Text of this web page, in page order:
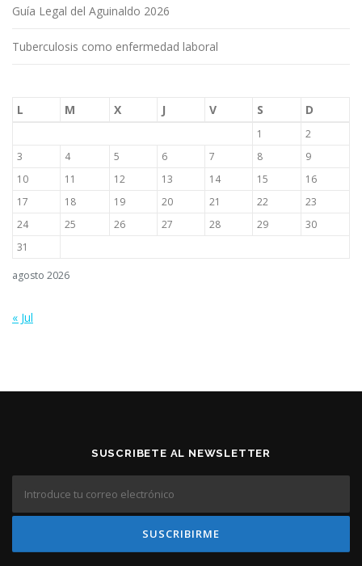
Guía Legal del Aguinaldo 2026
Tuberculosis como enfermedad laboral
agosto 2026
L M X J V S D
1
2
3
4 5 6 7 8
9
10
11 12 13 14 15
16
17
18 19 20 21 22
23
24
25 26 27 28 29
30
31
« Jul
SUSCRIBETE AL NEWSLETTER